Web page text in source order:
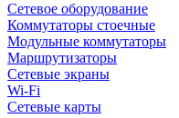
Сетевое оборудование
Коммутаторы стоечные
Модульные коммутаторы
Маршрутизаторы
Сетевые экраны
Wi-Fi
Сетевые карты